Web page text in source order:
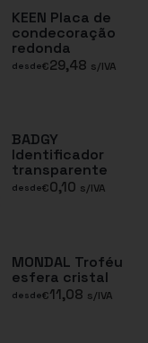
KEEN Placa de
condecoração
redonda
desde€29,48 s/IVA
BADGY
Identificador
transparente
desde€0,10 s/IVA
MONDAL Troféu
esfera cristal
desde€11,08 s/IVA